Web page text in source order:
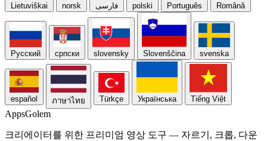
Lietuviškai norsk فارسی polski Português Română
Русский српски slovensky Slovenščina svenska
español ภาษาไทย Türkçe Українська Tiếng Việt
AppsGolem
크리에이터를 위한 프리미엄 영상 도구 — 자르기, 크롭, 다운